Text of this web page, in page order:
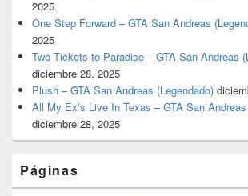
2025
One Step Forward – GTA San Andreas
2025
Two Tickets to Paradise – GTA San Andreas
diciembre 28, 2025
Plush – GTA San Andreas (Legendado)
All My Ex’s Live In Texas – GTA San
diciembre 28, 2025
Páginas